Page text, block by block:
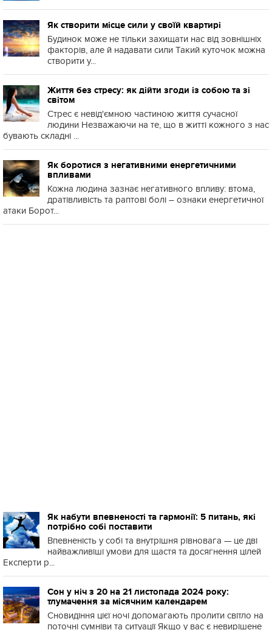
Як створити місце сили у своїй квартирі
Будинок може не тільки захищати нас від зовнішніх
факторів, але й надавати сили Такий куточок можна
створити у...
Життя без стресу: як дійти згоди із собою та зі
світом
Стрес є невід'ємною частиною життя сучасної
людини Незважаючи на те, що в житті кожного з нас
бувають складні ...
Як боротися з негативними енергетичними
впливами
Кожна людина зазнає негативного впливу: втома,
дратівливість та раптові болі – ознаки енергетичної
атаки Борот...
Як набути впевненості та гармонії: 5 питань, які
потрібно собі поставити
Впевненість у собі та внутрішня рівновага — це дві
найважливіші умови для щастя та досягнення цілей
Експерти р...
Сон у ніч з 20 на 21 листопада 2024 року:
тлумачення за місячним календарем
Сновидіння цієї ночі допомагають пролити світло на
поточні сумніви та ситуації Якщо у вас є невирішене